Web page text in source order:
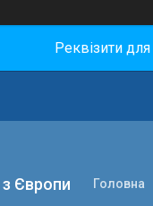
Реквізити
Європи Головна